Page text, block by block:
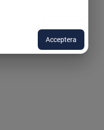
Acceptera